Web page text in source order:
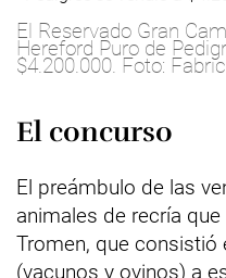
El Reservado Gran
Hereford Puro de
$4.200.000. Foto:
El concurso
El preámbulo de las
animales de recría
Tromen, que consistió
(vacunos y ovinos) a